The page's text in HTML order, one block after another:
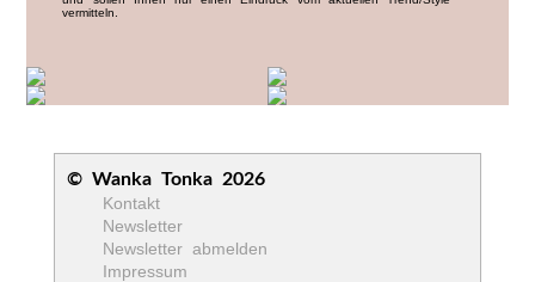
vermitteln.
© Wanka Tonka 2026
Kontakt
Newsletter
Newsletter abmelden
Impressum